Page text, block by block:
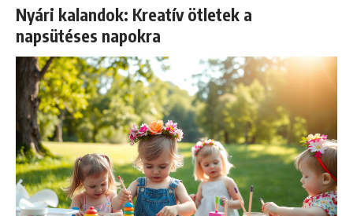
Nyári kalandok: Kreatív ötletek a
napsütéses napokra